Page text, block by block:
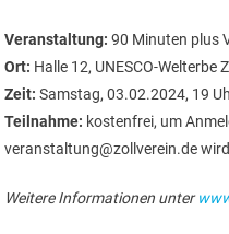
Veranstaltung: 90 Minuten plus
Ort: Halle 12, UNESCO-Welterbe
Zeit: Samstag, 03.02.2024, 19
Teilnahme: kostenfrei, um
veranstaltung@zollverein.de
Weitere Informationen unter